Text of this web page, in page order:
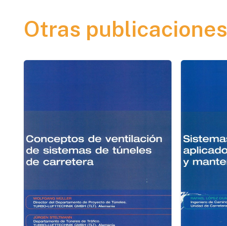
Otras publicaciones